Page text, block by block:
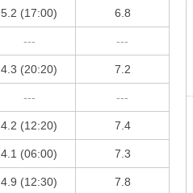
5.2 (17:00) 6.8
--- ---
4.3 (20:20) 7.2
--- ---
4.2 (12:20) 7.4
4.1 (06:00) 7.3
4.9 (12:30) 7.8